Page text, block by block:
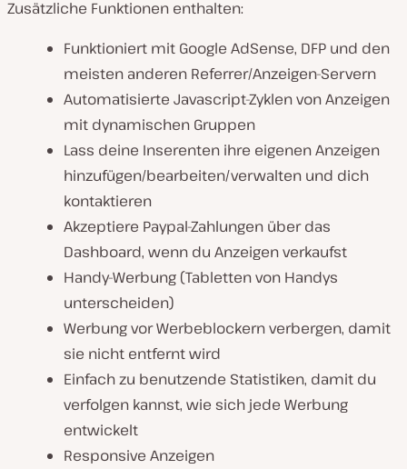
Zusätzliche Funktionen enthalten:
Funktioniert mit Google AdSense, DFP und den
meisten anderen Referrer/Anzeigen-Servern
Automatisierte Javascript-Zyklen von Anzeigen
mit dynamischen Gruppen
Lass deine Inserenten ihre eigenen Anzeigen
hinzufügen/bearbeiten/verwalten und dich
kontaktieren
Akzeptiere Paypal-Zahlungen über das
Dashboard, wenn du Anzeigen verkaufst
Handy-Werbung (Tabletten von Handys
unterscheiden)
Werbung vor Werbeblockern verbergen, damit
sie nicht entfernt wird
Einfach zu benutzende Statistiken, damit du
verfolgen kannst, wie sich jede Werbung
entwickelt
Responsive Anzeigen